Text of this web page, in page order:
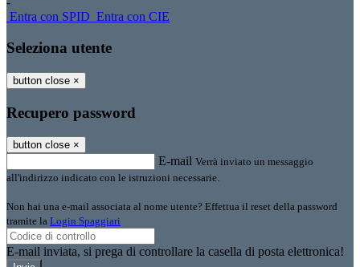
Entra con SPID Entra con CIE
Seleziona utente
button close ×
Recupero password
button close ×
E-mail Verrà inviato un messaggio
all'indirizzo indicato con le istruzioni necessarie.
Non hai una e-mail associata al nome utente? Effettua il reset della password
tramite la Login Spaggiari
E-mail inviata, si prega di controllare la casella di posta elettronica!